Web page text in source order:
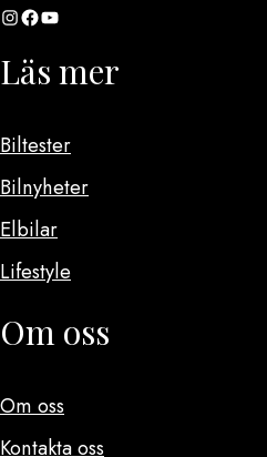
InstagramFacebook YouTube
Läs mer
Biltester
Bilnyheter
Elbilar
Lifestyle
Om oss
Om oss
Kontakta oss